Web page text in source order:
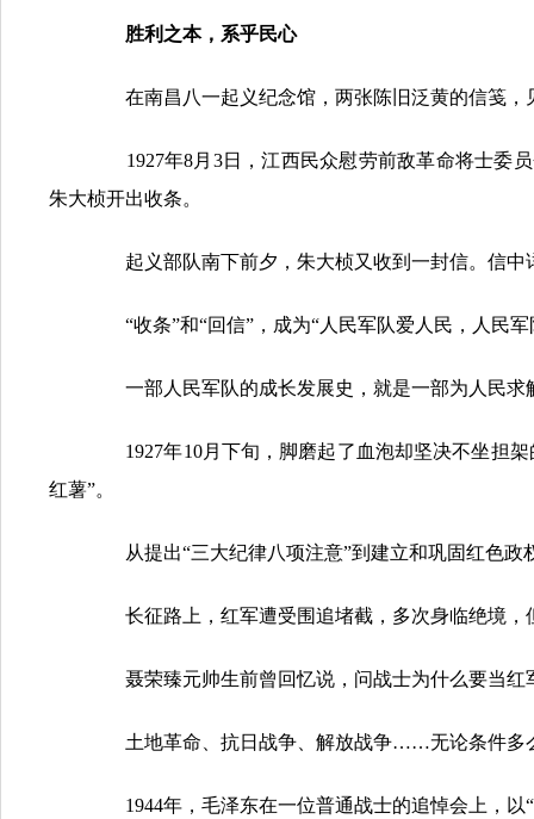
胜利之本，系乎民心
在南昌八一起义纪念馆，两张陈旧泛黄的信笺，
1927年8月3日，江西民众慰劳前敌革命将士委员
朱大桢开出收条。
起义部队南下前夕，朱大桢又收到一封信。信中
“收条”和“回信”，成为“人民军队爱人民，人民军
一部人民军队的成长发展史，就是一部为人民求
1927年10月下旬，脚磨起了血泡却坚决不坐担架
红薯”。
从提出“三大纪律八项注意”到建立和巩固红色政
长征路上，红军遭受围追堵截，多次身临绝境，
聂荣臻元帅生前曾回忆说，问战士为什么要当红
土地革命、抗日战争、解放战争……无论条件多么
1944年，毛泽东在一位普通战士的追悼会上，以“